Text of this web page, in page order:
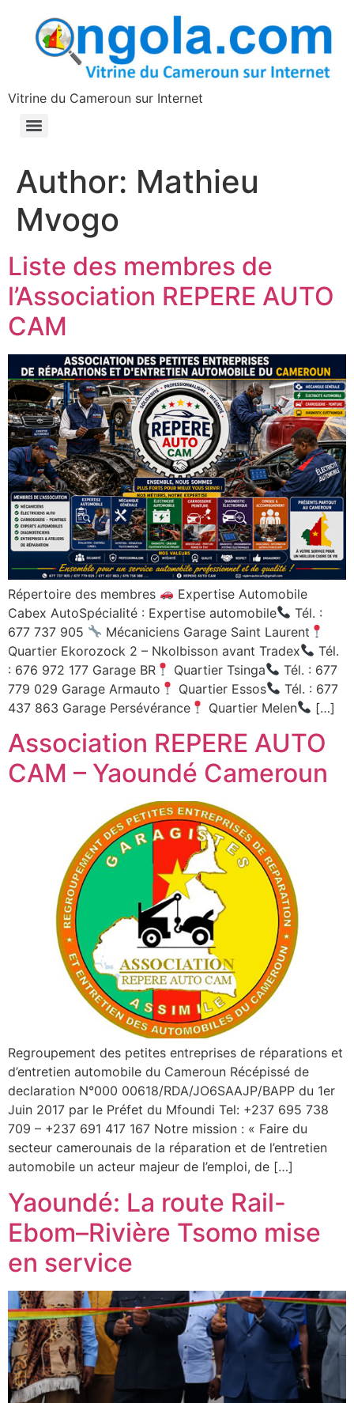
principal
Vitrine du Cameroun sur Internet
Author: Mathieu
Mvogo
Liste des membres de
l’Association REPERE AUTO
CAM
Répertoire des membres
Expertise Automobile
Cabex AutoSpécialité : Expertise automobile
Tél. :
677 737 905
Mécaniciens Garage Saint Laurent
Quartier Ekorozock 2 – Nkolbisson avant Tradex
Tél.
: 676 972 177 Garage BR
Quartier Tsinga
Tél. : 677
779 029 Garage Armauto
Quartier Essos
Tél. : 677
437 863 Garage Persévérance
Quartier Melen […]
Association REPERE AUTO
CAM – Yaoundé Cameroun
Regroupement des petites entreprises de réparations et
d’entretien automobile du Cameroun Récépissé de
declaration N°000 00618/RDA/JO6SAAJP/BAPP du 1er
Juin 2017 par le Préfet du Mfoundi Tel: +237 695 738
709 – +237 691 417 167 Notre mission : « Faire du
secteur camerounais de la réparation et de l’entretien
automobile un acteur majeur de l’emploi, de […]
Yaoundé: La route Rail-
Ebom–Rivière Tsomo mise
en service